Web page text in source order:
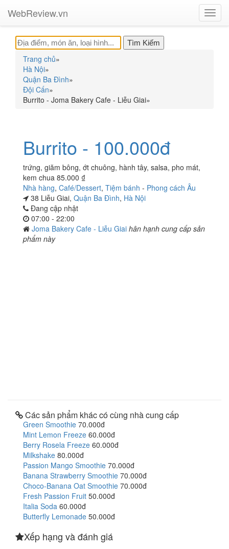
WebReview.vn
Trang chủ»
Hà Nội»
Quận Ba Đình»
Đội Cấn»
Burrito - Joma Bakery Cafe - Liễu Giai»
Burrito - 100.000đ
trứng, giăm bông, ớt chuông, hành tây, salsa, pho mát,
kem chua 85.000 ₫
Nhà hàng, Café/Dessert, Tiệm bánh - Phong cách Âu
38 Liễu Giai, Quận Ba Đình, Hà Nội
Đang cập nhật
07:00 - 22:00
Joma Bakery Cafe - Liễu Giai hân hạnh cung cấp sản
phẩm này
Các sản phẩm khác có cùng nhà cung cấp
Green Smoothie 70.000đ
Mint Lemon Freeze 60.000đ
Berry Rosela Freeze 60.000đ
Milkshake 80.000đ
Passion Mango Smoothie 70.000đ
Banana Strawberry Smoothie 70.000đ
Choco-Banana Oat Smoothie 70.000đ
Fresh Passion Fruit 50.000đ
Italia Soda 60.000đ
Butterfly Lemonade 50.000đ
Xếp hạng và đánh giá